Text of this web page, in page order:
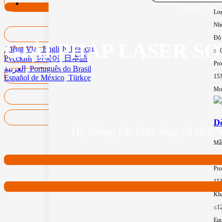
Độ
Tiếng Việt English Français
Русский 한국어
日本語
العربية Português do Brasil
Español de México Türkçe
GIẢI PHÁP LASER
Hệ thống cắt tấm, ống và